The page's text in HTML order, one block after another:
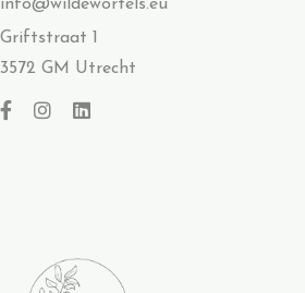
info@wildewortels.eu
Griftstraat 1
3572 GM Utrecht